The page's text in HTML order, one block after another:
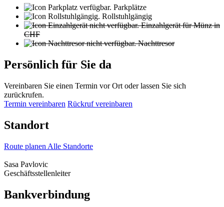
Parkplätze
Rollstuhlgängig
Einzahlgerät für Münz in
CHF
Nachttresor
Persönlich für Sie da
Vereinbaren Sie einen Termin vor Ort oder lassen Sie sich
zurückrufen.
Termin vereinbaren Rückruf vereinbaren
Standort
Route planen Alle Standorte
Sasa Pavlovic
Geschäftsstellenleiter
Bankverbindung